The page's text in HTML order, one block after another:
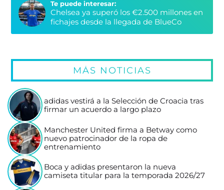
Te puede interesar:
Chelsea ya superó los €2.500 millones en
fichajes desde la llegada de BlueCo
MÁS NOTICIAS
adidas vestirá a la Selección de Croacia tras
firmar un acuerdo a largo plazo
Manchester United firma a Betway como
nuevo patrocinador de la ropa de
entrenamiento
Boca y adidas presentaron la nueva
camiseta titular para la temporada 2026/27